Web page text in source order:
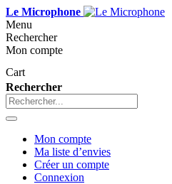
Le Microphone
Menu
Rechercher
Mon compte
Cart
Rechercher
Mon compte
Ma liste d’envies
Créer un compte
Connexion